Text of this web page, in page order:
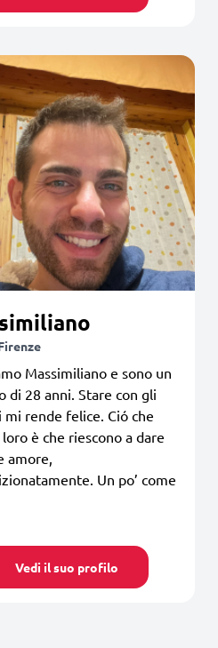
Massimiliano e sono un
di 28 anni. Stare con gli
mi rende felice. Ció che
è che riescono a dare
amore,
Un po’ come
Vedi il suo profilo